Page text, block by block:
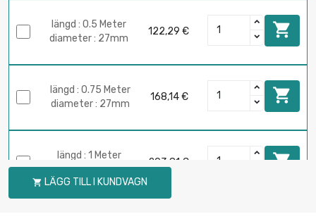
längd : 0.5 Meter
diameter : 27mm
122,29 € 
längd : 0.75 Meter
diameter : 27mm
168,14 € 
längd : 1 Meter
diameter : 27mm
203,81 € 
 LÄGG TILL I KUNDVAGN